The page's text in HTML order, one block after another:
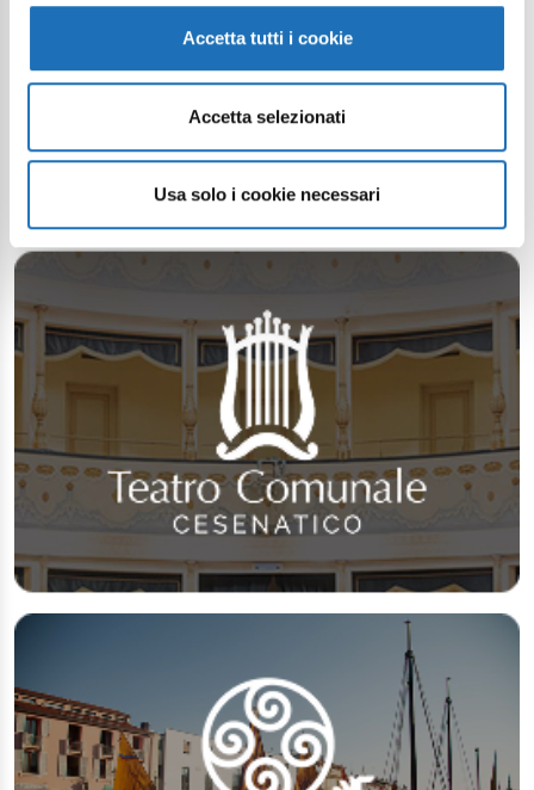
Accetta tutti i cookie
Accetta selezionati
Usa solo i cookie necessari